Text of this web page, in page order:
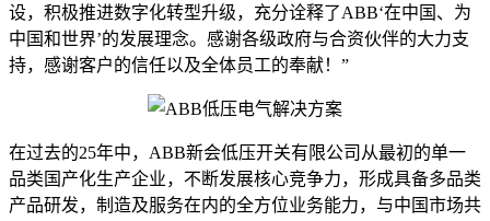
设，积极推进数字化转型升级，充分诠释了ABB‘在中国、为
中国和世界’的发展理念。感谢各级政府与合资伙伴的大力支
持，感谢客户的信任以及全体员工的奉献！”
在过去的25年中，ABB新会低压开关有限公司从最初的单一
品类国产化生产企业，不断发展核心竞争力，形成具备多品类
产品研发，制造及服务在内的全方位业务能力，与中国市场共